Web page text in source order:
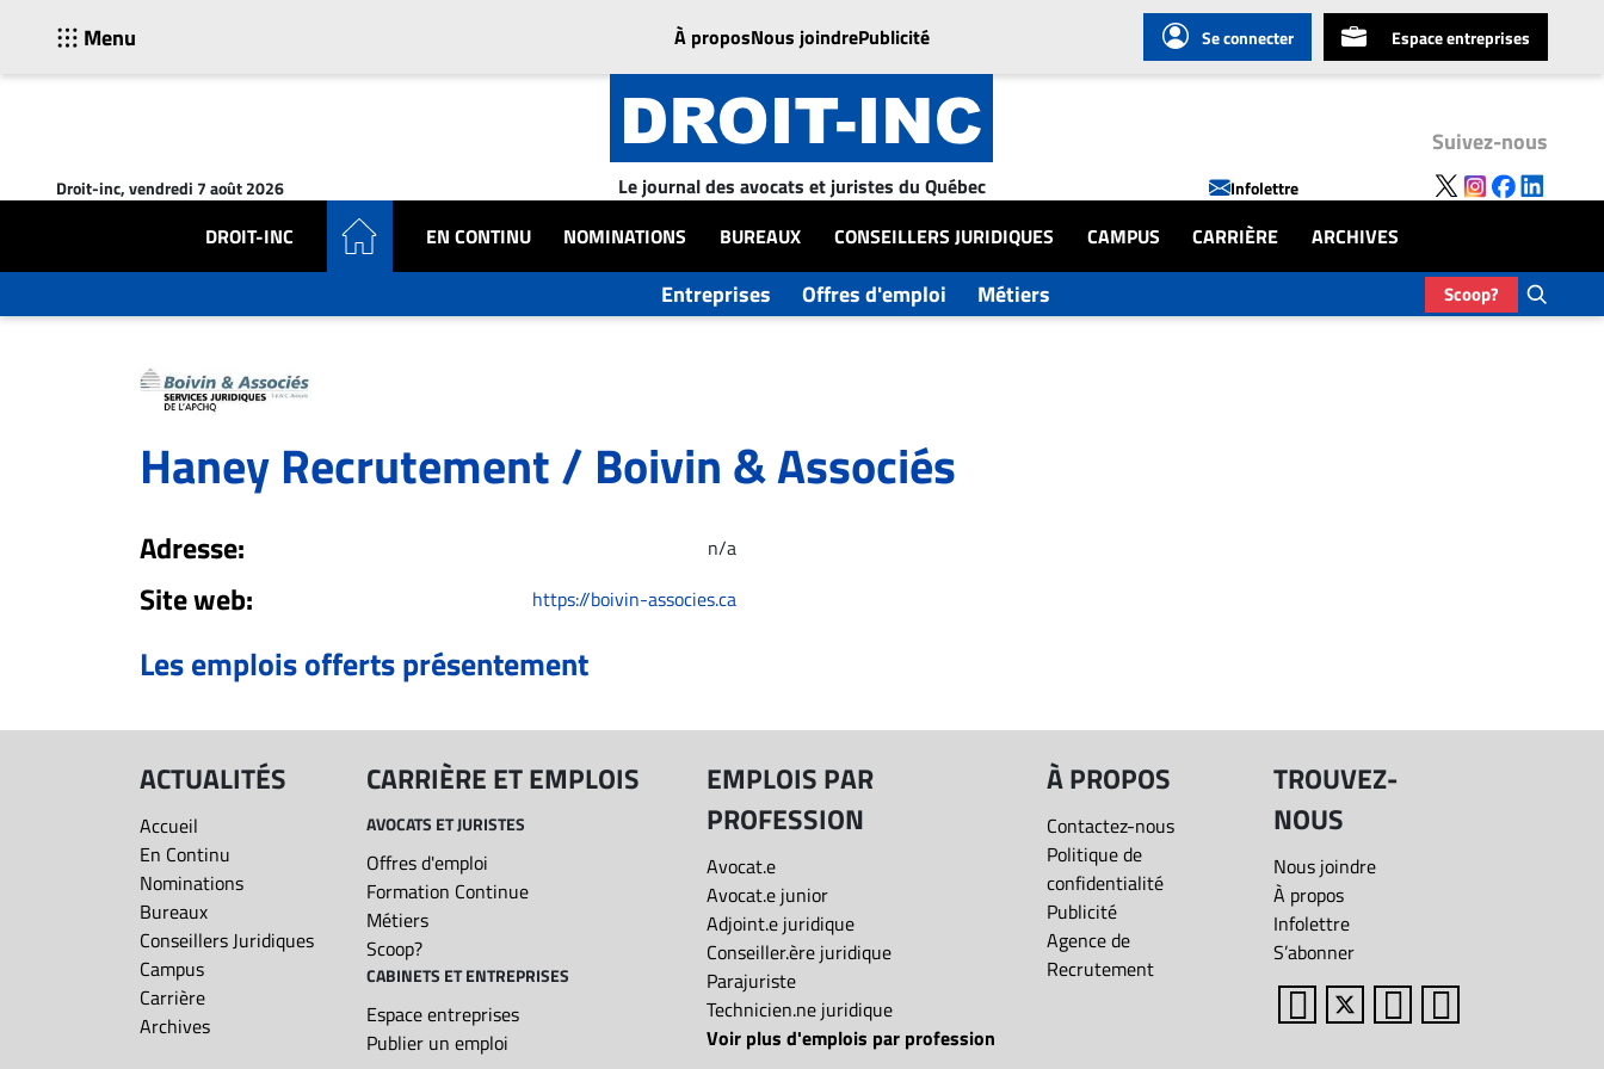
Menu À proposNous joindrePublicité Se connecter Espace entreprises
Droit-inc, vendredi 7 août 2026 Le journal des avocats et juristes du Québec Infolettre
Suivez-nous
DROIT-INC EN CONTINU NOMINATIONS BUREAUX CONSEILLERS JURIDIQUES CAMPUS CARRIÈRE ARCHIVES
Entreprises Offres d'emploi Métiers Scoop?
En
EMPLOIS
JURISTES
Haney Recrutement / Boivin & Associés
Adresse: n/a
Site web: https://boivin-associes.ca
Les emplois offerts présentement
ACTUALITÉS
Accueil
En Continu
Nominations
Bureaux
Conseillers Juridiques
Campus
Carrière
Archives
CARRIÈRE ET EMPLOIS
AVOCATS ET JURISTES
Offres d'emploi
Formation Continue
Métiers
Scoop?
CABINETS ET ENTREPRISES
Espace entreprises
Publier un emploi
EMPLOIS PAR
PROFESSION
Avocat.e
Avocat.e junior
Adjoint.e juridique
Conseiller.ère juridique
Parajuriste
Technicien.ne juridique
Voir plus d'emplois par profession
À PROPOS
Contactez-nous
Politique de
confidentialité
Publicité
Agence de
Recrutement
TROUVEZ-
NOUS
Nous joindre
À propos
Infolettre
S’abonner